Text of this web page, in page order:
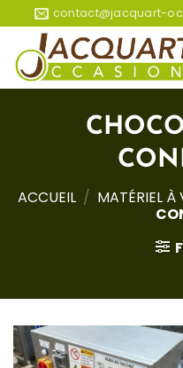
Passer
au
contenu
contact@jacquart-
ACCUEIL / MATÉRIEL À